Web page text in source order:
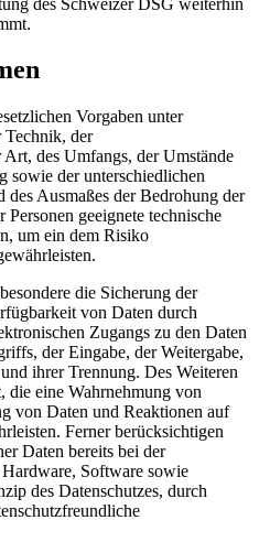
Vorgaben unter
Technik, der
des Umfangs, der Umstände
sowie der unterschiedlichen
Ausmaßes der Bedrohung der
geeignete technische
um ein dem Risiko
die Sicherung der
von Daten durch
Zugangs zu den Daten
der Eingabe, der Weitergabe,
ihrer Trennung. Des Weiteren
die eine Wahrnehmung von
von Daten und Reaktionen auf
Ferner berücksichtigen
Daten bereits bei der
Software sowie
des Datenschutzes, durch